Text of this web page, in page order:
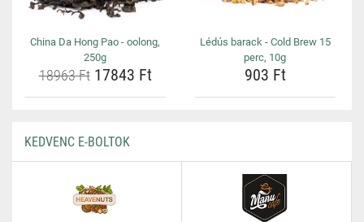
China Da Hong Pao - oolong,
250g
18963 Ft17843 Ft
Lédús barack - Cold Brew 15
perc, 10g
903 Ft
KEDVENC E-BOLTOK